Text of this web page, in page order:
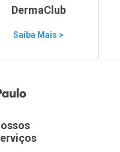
DermaClub
Saiba Mais >